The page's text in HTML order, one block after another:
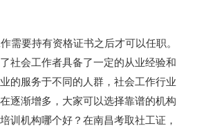
需要持有资格证书之后才可以任职。
社会工作者具备了一定的从业经验和
的服务于不同的人群，社会工作行业
逐渐增多，大家可以选择靠谱的机构
训机构哪个好？在南昌考取社工证，